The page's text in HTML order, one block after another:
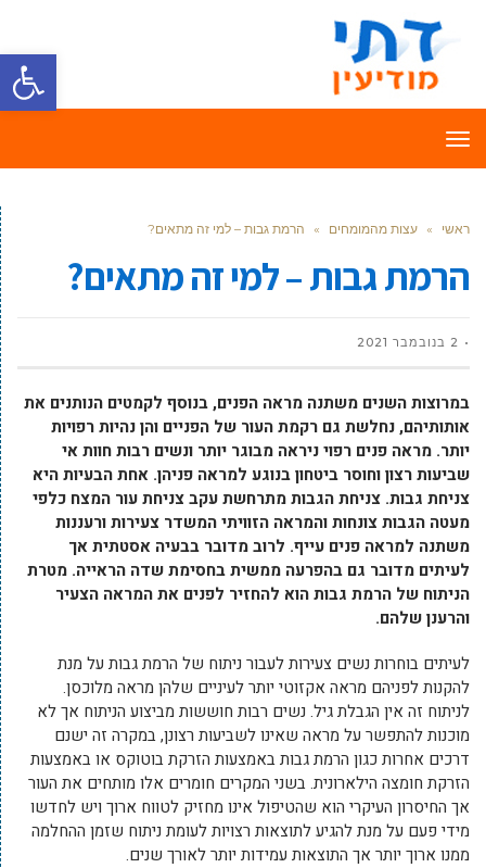
פתח
תפריט
ראשי » עצות מהמומחים » הרמת גבות – למי זה מתאים?
הרמת גבות – למי זה מתאים?
2 בנובמבר 2021
במרוצות השנים משתנה מראה הפנים, בנוסף לקמטים הנותנים את
אותותיהם, נחלשת גם רקמת העור של הפניים והן נהיות רפויות
יותר. מראה פנים רפוי ניראה מבוגר יותר ונשים רבות חוות אי
שביעות רצון וחוסר ביטחון בנוגע למראה פניהן. אחת הבעיות היא
צניחת גבות. צניחת הגבות מתרחשת עקב צניחת עור המצח כלפי
מעטה הגבות צונחות והמראה הזוויתי המשדר צעירות ורעננות
משתנה למראה פנים עייף. לרוב מדובר בבעיה אסטתית אך
לעיתים מדובר גם בהפרעה ממשית בחסימת שדה הראייה. מטרת
הניתוח של הרמת גבות הוא להחזיר לפנים את המראה הצעיר
והרענן שלהם.
לעיתים בוחרות נשים צעירות לעבור ניתוח של הרמת גבות על מנת
להקנות לפניהם מראה אקזוטי יותר לעיניים שלהן מראה מלוכסן.
לניתוח זה אין הגבלת גיל. נשים רבות חוששות מביצוע הניתוח אך לא
מוכנות להתפשר על מראה שאינו לשביעות רצונן, במקרה זה ישנם
דרכים אחרות כגון הרמת גבות באמצעות הזרקת בוטוקס או באמצעות
הזרקת חומצה הילארונית. בשני המקרים חומרים אלו מותחים את העור
אך החיסרון העיקרי הוא שהטיפול אינו מחזיק לטווח ארוך ויש לחדשו
מידי פעם על מנת להגיע לתוצאות רצויות לעומת ניתוח שזמן ההחלמה
ממנו ארוך יותר אך התוצאות עמידות יותר לאורך שנים.